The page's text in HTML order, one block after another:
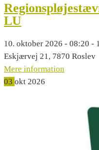
LU
10. oktober 2026 - 08:20 -
Eskjærvej 21, 7870 Roslev
Mere information
03 okt 2026